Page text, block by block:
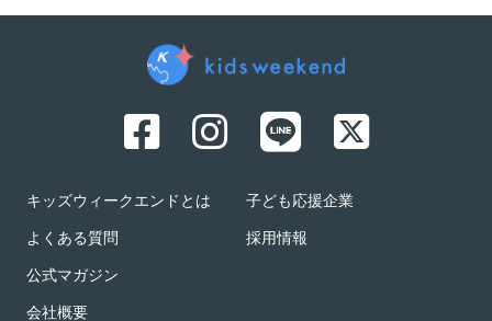
キッズウィークエンドとは
よくある質問
公式マガジン
会社概要
子ども応援企業
採用情報